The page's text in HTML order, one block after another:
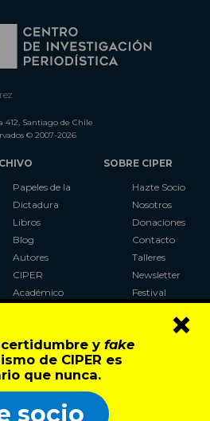
y fake
de CIPER es
que nunca.
socio
×
412, Santiago de Chile
© 2007-2026
Papeles de la
Dictadura
Libros
Blog
Autores
CIPER
Académico
Al Plebiscito
con CIPER
SOBRE CIPER
Hazte Socio
Nosotros
Donaciones
Contacto
Talleres
Newsletter
Festival